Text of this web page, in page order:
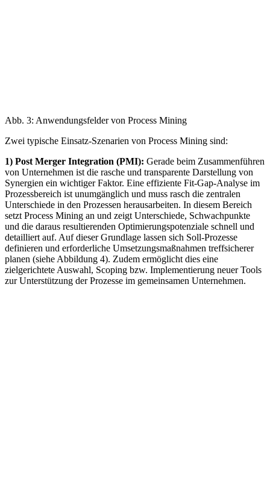
Abb. 3: Anwendungsfelder von Process Mining
Zwei typische Einsatz-Szenarien von Process Mining sind:
1) Post Merger Integration (PMI): Gerade beim Zusammenführen
von Unternehmen ist die rasche und transparente Darstellung von
Synergien ein wichtiger Faktor. Eine effiziente Fit-Gap-Analyse im
Prozessbereich ist unumgänglich und muss rasch die zentralen
Unterschiede in den Prozessen herausarbeiten. In diesem Bereich
setzt Process Mining an und zeigt Unterschiede, Schwachpunkte
und die daraus resultierenden Optimierungspotenziale schnell und
detailliert auf. Auf dieser Grundlage lassen sich Soll-Prozesse
definieren und erforderliche Umsetzungsmaßnahmen treffsicherer
planen (siehe Abbildung 4). Zudem ermöglicht dies eine
zielgerichtete Auswahl, Scoping bzw. Implementierung neuer Tools
zur Unterstützung der Prozesse im gemeinsamen Unternehmen.